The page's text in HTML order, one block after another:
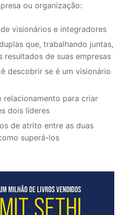
ou organização:
visionários e integradores
que, trabalhando juntas,
resultados de suas empresas
descobrir se é um visionário
relacionamento para criar
dois líderes
de atrito entre as duas
superá-los